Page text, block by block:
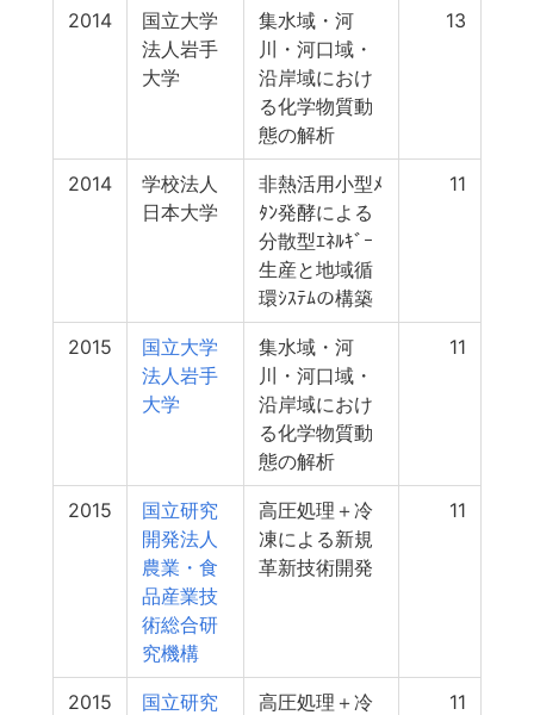
2014
国立大学
法人岩手
大学
集水域・河
川・河口域・
沿岸域におけ
る化学物質動
態の解析
13
2014
学校法人
日本大学
非熱活用小型ﾒ
ﾀﾝ発酵による
分散型ｴﾈﾙｷﾞｰ
生産と地域循
環ｼｽﾃﾑの構築
11
2015
国立大学
法人岩手
大学
集水域・河
川・河口域・
沿岸域におけ
る化学物質動
態の解析
11
2015
国立研究
開発法人
農業・食
品産業技
術総合研
究機構
高圧処理＋冷
凍による新規
革新技術開発
11
2015
国立研究
高圧処理＋冷
11